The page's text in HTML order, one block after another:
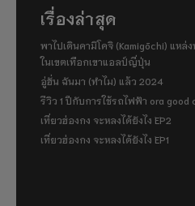
เรื่องล่าสุด
พาไปเดินคามิโคจิ (Kamigōchi) แหล่
ในเขตเทือกเขาแอลป์ญี่ปุ่น
อู่ฮั่น ฉันมา (ทำไม) แล้ว 2024
รีวิว 1 ปีกับการใช้รถไฟฟ้า ora good
เที่ยวฮ่องกง จะหลงได้ยังไง EP2
เที่ยวฮ่องกง จะหลงได้ยังไง EP1